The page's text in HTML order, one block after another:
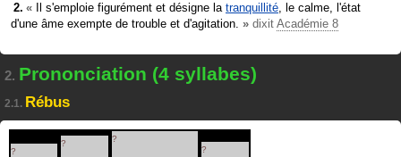
«
Il s'emploie figurément et désigne la tranquillité, le calme, l'état
d'une âme exempte de trouble et d'agitation. » dixit Académie 8
2. Prononciation (4 syllabes)
2.1. Rébus
?
?
?
?